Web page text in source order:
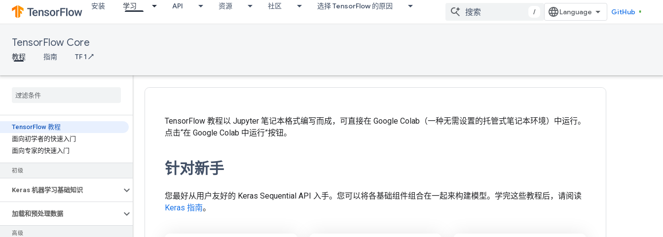
安装 学习 API 资源 社区 选择 TensorFlow 的原因
/ GitHub
TensorFlow Core
教程 指南 TF 1 ↗
TensorFlow 教程
面向初学者的快速入门
面向专家的快速入门
初级
Keras 机器学习基础知识
加载和预处理数据
高级
TensorFlow 教程以 Jupyter 笔记本格式编写而成，可直接在 Google Colab（一种无需设置的托管式笔记本环境）中运行。
点击“在 Google Colab 中运行”按钮。
针对新手
您最好从用户友好的 Keras Sequential API 入手。您可以将各基础组件组合在一起来构建模型。学完这些教程后，请阅读
Keras 指南。